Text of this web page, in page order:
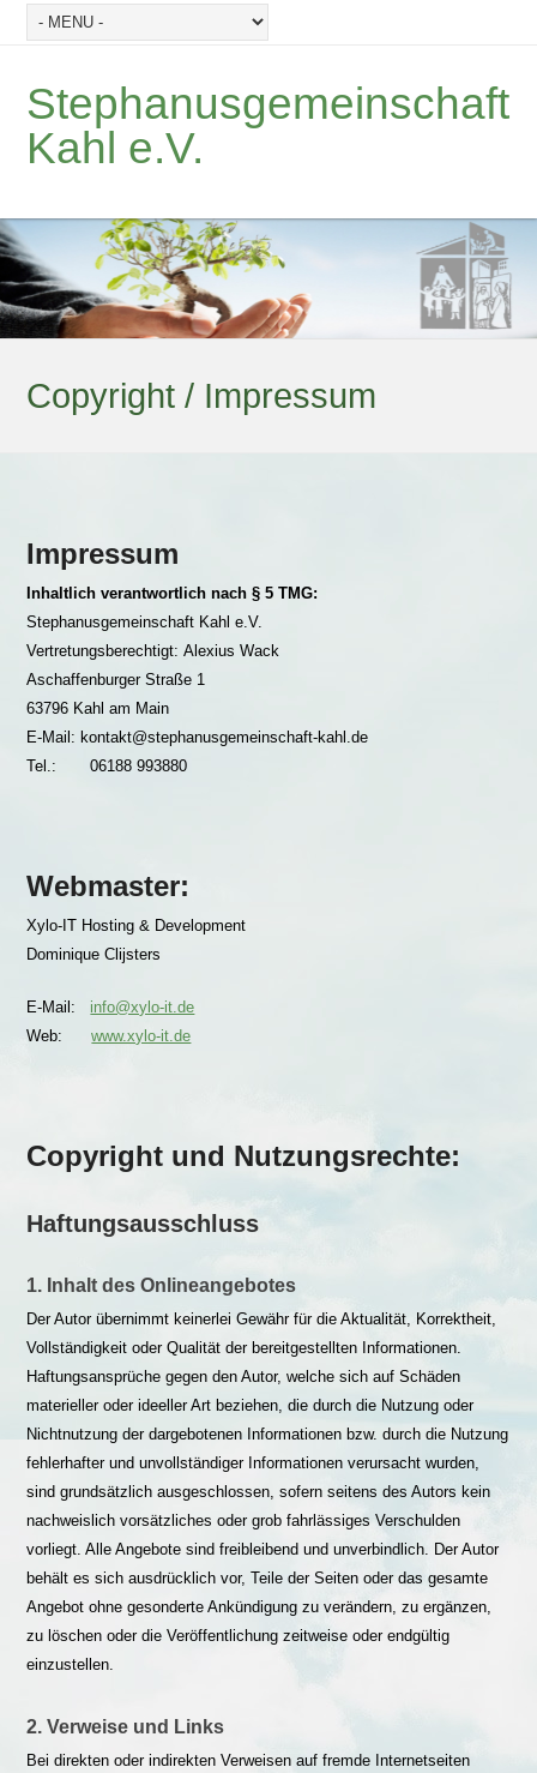
Stephanusgemeinschaft
Kahl e.V.
Copyright / Impressum
Impressum
Inhaltlich verantwortlich nach § 5 TMG:
Stephanusgemeinschaft Kahl e.V.
Vertretungsberechtigt: Alexius Wack
Aschaffenburger Straße 1
63796 Kahl am Main
E-Mail: kontakt@stephanusgemeinschaft-kahl.de
Tel.: 06188 993880
Webmaster:
Xylo-IT Hosting & Development
Dominique Clijsters
E-Mail: info@xylo-it.de
Web:www.xylo-it.de
Copyright und Nutzungsrechte:
Haftungsausschluss
1. Inhalt des Onlineangebotes
Der Autor übernimmt keinerlei Gewähr für die Aktualität, Korrektheit,
Vollständigkeit oder Qualität der bereitgestellten Informationen.
Haftungsansprüche gegen den Autor, welche sich auf Schäden
materieller oder ideeller Art beziehen, die durch die Nutzung oder
Nichtnutzung der dargebotenen Informationen bzw. durch die Nutzung
fehlerhafter und unvollständiger Informationen verursacht wurden,
sind grundsätzlich ausgeschlossen, sofern seitens des Autors kein
nachweislich vorsätzliches oder grob fahrlässiges Verschulden
vorliegt. Alle Angebote sind freibleibend und unverbindlich. Der Autor
behält es sich ausdrücklich vor, Teile der Seiten oder das gesamte
Angebot ohne gesonderte Ankündigung zu verändern, zu ergänzen,
zu löschen oder die Veröffentlichung zeitweise oder endgültig
einzustellen.
2. Verweise und Links
Bei direkten oder indirekten Verweisen auf fremde Internetseiten